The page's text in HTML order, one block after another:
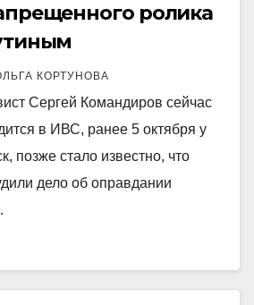
ролика
КОРТУНОВА
Сергей Командиров сейчас
в ИВС, ранее 5 октября у
позже стало известно, что
дело об оправдании